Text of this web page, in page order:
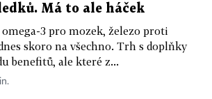
Má to ale háček
3 pro mozek, železo proti
skoro na všechno. Trh s doplňky
benefitů, ale které z...